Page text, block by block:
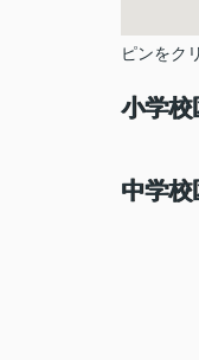
ピンをク
小学校
中学校